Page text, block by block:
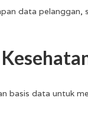
data
basis data untuk